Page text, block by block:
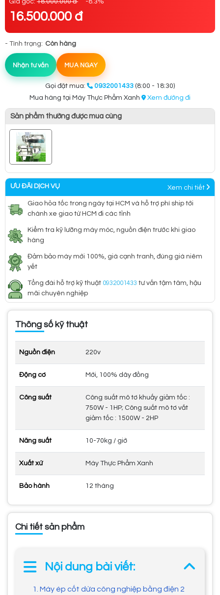
Giá gốc: 18.000.000 đ -8.3%
16.500.000 đ
- Tình trạng: Còn hàng
Nhận tư vấn MUA NGAY
Gọi đặt mua: 0932001433 (8:00 - 18:30)
Mua hàng tại Máy Thực Phẩm Xanh
Xem đường đi
Sản phẩm thường được mua cùng
ƯU ĐÃI DỊCH VỤ Xem chi tiết
Giao hỏa tốc trong ngày tại HCM và hỗ trợ phí ship tới
chành xe giao từ HCM đi các tỉnh
Kiểm tra kỹ lưỡng máy móc, nguồn điện trước khi giao
hàng
Đảm bảo máy mới 100%, giá cạnh tranh, đúng giá niêm
yết
Tổng đài hỗ trợ kỹ thuật 0932001433 tư vấn tậm tâm, hậu
mãi chuyên nghiệp
Thông số kỹ thuật
Nguồn điện 220v
Động cơ Mới, 100% dây đồng
Công suất
Công suất mô tơ khuấy giảm tốc :
750W - 1HP; Công suất mô tơ vắt
giảm tốc : 1500W - 2HP
Năng suất 10-70kg / giờ
Xuất xứ Máy Thực Phẩm Xanh
Bảo hành 12 tháng
Chi tiết sản phẩm
Nội dung bài viết:
1. Máy ép cốt dừa công nghiệp bằng điện 2